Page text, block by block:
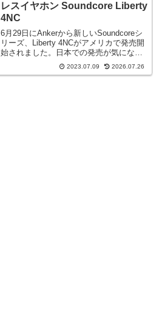
レスイヤホン Soundcore Liberty
4NC
6月29日にAnkerから新しいSoundcoreシ
リーズ、Liberty 4NCがアメリカで発売開
始されました。日本での発売が気になる
ところでしたが、Anker Japanで7月7日
から予約開始になりました。予約販売分
2023.07.09 2026.07.26